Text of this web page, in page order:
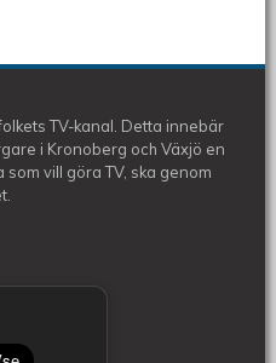
TV-kanal. Detta innebär
i Kronoberg och Växjö en
vill göra TV, ska genom